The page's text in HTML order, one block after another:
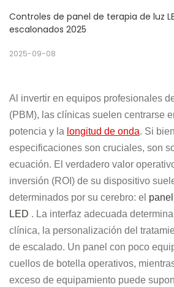
Controles de panel de terapia de luz
escalonados 2025
2025-09-08
Al invertir en equipos profesionales
(PBM), las clínicas suelen centrarse
potencia y la longitud de onda. Si
especificaciones son cruciales, son
ecuación. El verdadero valor
inversión (ROI) de su dispositivo
determinados por su cerebro: el
LED . La interfaz adecuada
clínica, la personalización del
de escalado. Un panel con poco
cuellos de botella operativos,
exceso de equipamiento puede